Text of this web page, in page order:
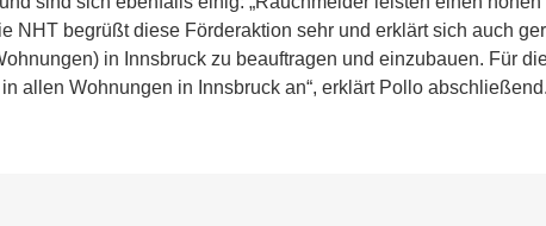
NHT begrüßt diese Förderaktion sehr und erklärt sich auch
in Innsbruck zu beauftragen und einzubauen. Für
allen Wohnungen in Innsbruck an“, erklärt Pollo abschließend.